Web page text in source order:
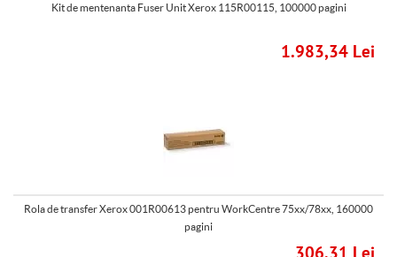
Kit de mentenanta Fuser Unit Xerox 115R00115, 100000 pagini
1.983,34 Lei
Rola de transfer Xerox 001R00613 pentru WorkCentre 75xx/78xx, 160000
pagini